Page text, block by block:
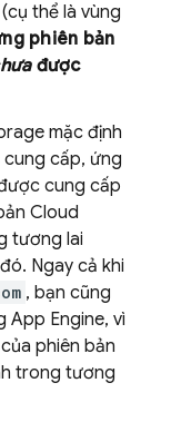
(cụ thể là vùng
phiên bản
được
mặc định
cấp, ứng
cung cấp
Cloud
tương lai
Ngay cả khi
, bạn cũng
App Engine, vì
phiên bản
trong tương